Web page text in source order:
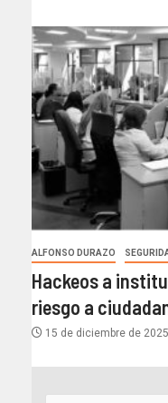
ALFONSO DURAZO
Hackeos a
riesgo a
15 de diciembre de 2025